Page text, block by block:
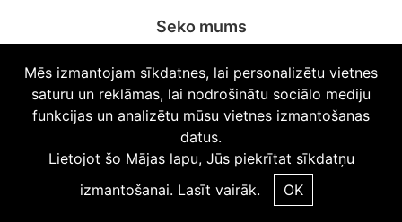
Seko mums
© 2026 Topautodalas.lv Visas tiesības aizsargātas.
Mēs izmantojam sīkdatnes, lai personalizētu vietnes
saturu un reklāmas, lai nodrošinātu sociālo mediju
funkcijas un analizētu mūsu vietnes izmantošanas
datus.
Lietojot šo Mājas lapu, Jūs piekrītat sīkdatņu
izmantošanai. Lasīt vairāk. OK